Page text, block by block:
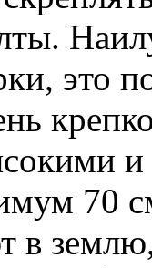
это
70
в